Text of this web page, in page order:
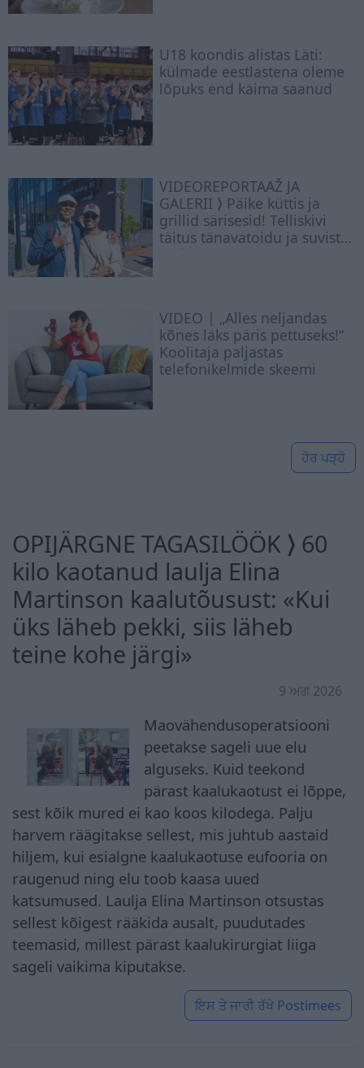
U18 koondis alistas Läti:
külmade eestlastena oleme
lõpuks end käima saanud
VIDEOREPORTAAŽ JA
GALERII ⟩ Päike küttis ja
grillid särisesid! Telliskivi
täitus tänavatoidu ja suviste
maitsetega
VIDEO | „Alles neljandas
kõnes läks päris pettuseks!“
Koolitaja paljastas
telefonikelmide skeemi
ਹੋਰ ਪੜ੍ਹੋ
OPIJÄRGNE TAGASILÖÖK ⟩ 60
kilo kaotanud laulja Elina
Martinson kaalutõusust: «Kui
üks läheb pekki, siis läheb
teine kohe järgi»
9 ਅਗ 2026
Maovähendusoperatsiooni
peetakse sageli uue elu
alguseks. Kuid teekond
pärast kaalukaotust ei lõppe,
sest kõik mured ei kao koos kilodega. Palju
harvem räägitakse sellest, mis juhtub aastaid
hiljem, kui esialgne kaalukaotuse eufooria on
raugenud ning elu toob kaasa uued
katsumused. Laulja Elina Martinson otsustas
sellest kõigest rääkida ausalt, puudutades
teemasid, millest pärast kaalukirurgiat liiga
sageli vaikima kiputakse.
ਇਸ ਤੇ ਜਾਰੀ ਰੱਖੋ Postimees